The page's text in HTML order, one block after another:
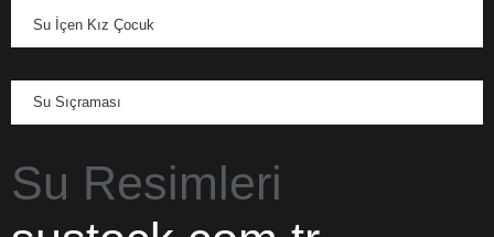
Su İçen Kız Çocuk
Su Sıçraması
Su Resimleri